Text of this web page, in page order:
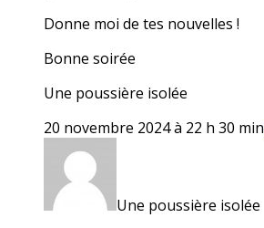
Donne moi de tes nouvelles !
Bonne soirée
Une poussière isolée
20 novembre 2024 à 22 h 30 min
Une poussière isolée